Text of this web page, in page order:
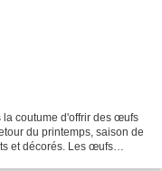
coutume d'offrir des œufs
du printemps, saison de
et décorés. Les œufs